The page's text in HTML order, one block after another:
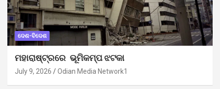
ଦେଶ-ବିଦେଶ
ମହାରାଷ୍ଟ୍ରରେ ଭୂମିକମ୍ପ ଝଟକା
July 9, 2026 Odian Media Network1